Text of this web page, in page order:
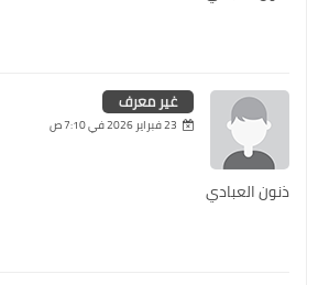
غير معرف
23 فبراير 2026 في 7:10 ص
ذنون العبادي